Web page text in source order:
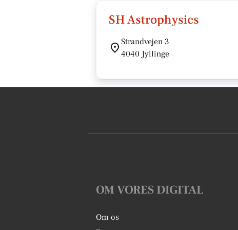
SH Astrophysics
Strandvejen 3
4040 Jyllinge
OM VORES DIGITAL
Om os